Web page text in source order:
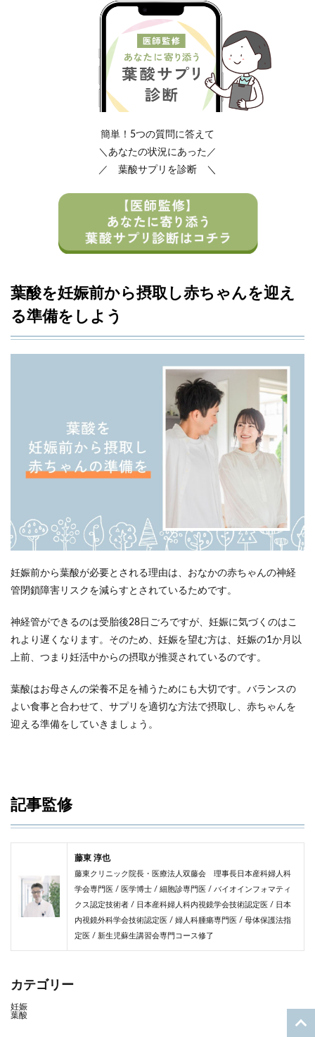
簡単！5つの質問に答えて
＼あなたの状況にあった／
／ 葉酸サプリを診断 ＼
葉酸を妊娠前から摂取し赤ちゃんを迎え
る準備をしよう
妊娠前から葉酸が必要とされる理由は、おなかの赤ちゃんの神経
管閉鎖障害リスクを減らすとされているためです。
神経管ができるのは受胎後28日ごろですが、妊娠に気づくのはこ
れより遅くなります。そのため、妊娠を望む方は、妊娠の1か月以
上前、つまり妊活中からの摂取が推奨されているのです。
葉酸はお母さんの栄養不足を補うためにも大切です。バランスの
よい食事と合わせて、サプリを適切な方法で摂取し、赤ちゃんを
迎える準備をしていきましょう。
記事監修
藤東 淳也
藤東クリニック院長・医療法人双藤会 理事長日本産科婦人科
学会専門医 / 医学博士 / 細胞診専門医 / バイオインフォマティ
クス認定技術者 / 日本産科婦人科内視鏡学会技術認定医 / 日本
内視鏡外科学会技術認定医 / 婦人科腫瘍専門医 / 母体保護法指
定医 / 新生児蘇生講習会専門コース修了
カテゴリー
妊娠
葉酸